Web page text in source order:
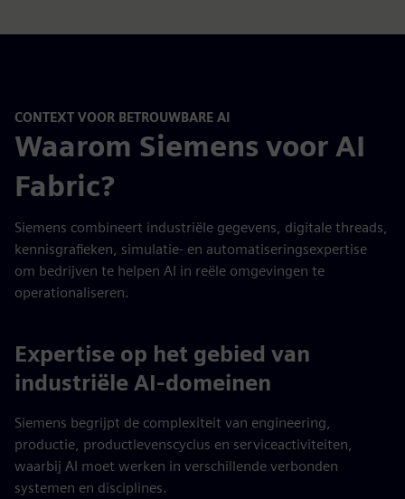
CONTEXT VOOR BETROUWBARE AI
Waarom Siemens voor AI
Fabric?
Siemens combineert industriële gegevens, digitale threads,
kennisgrafieken, simulatie- en automatiseringsexpertise
om bedrijven te helpen AI in reële omgevingen te
operationaliseren.
Expertise op het gebied van
industriële AI-domeinen
Siemens begrijpt de complexiteit van engineering,
productie, productlevenscyclus en serviceactiviteiten,
waarbij AI moet werken in verschillende verbonden
systemen en disciplines.